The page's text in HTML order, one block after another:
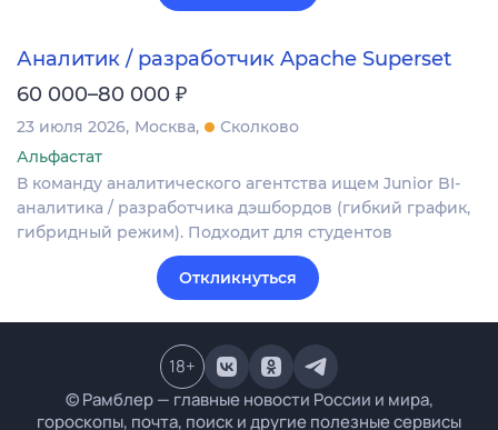
Аналитик / разработчик Apache Superset
60 000–80 000 ₽
23 июля 2026 Москва
Сколково
Альфастат
В команду аналитического агентства ищем Junior BI-
аналитика / разработчика дэшбордов (гибкий график,
гибридный режим). Подходит для студентов
Откликнуться
© Рамблер — главные новости России и мира,
гороскопы, почта, поиск и другие полезные сервисы
18+